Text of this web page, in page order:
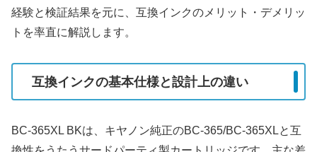
経験と検証結果を元に、互換インクのメリット・デメリッ
トを率直に解説します。
互換インクの基本仕様と設計上の違い
BC-365XL BKは、キヤノン純正のBC-365/BC-365XLと互